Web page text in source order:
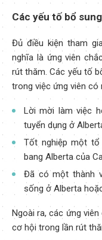
Các yếu tố bổ
Đủ điều kiện tham
nghĩa là ứng viên
rút thăm. Các yếu tố
trong việc ứng viên có
Lời mời làm việc
tuyển dụng ở
Tốt nghiệp một
bang Alberta của
Đã có một thành
sống ở Alberta
Ngoài ra, các ứng
cơ hội trong lần rút